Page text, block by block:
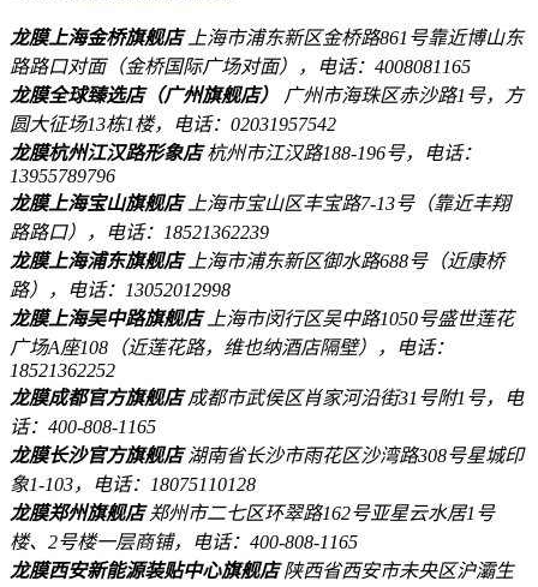
龙膜上海金桥旗舰店 上海市浦东新区金桥路861号靠近博山东
路路口对面（金桥国际广场对面），电话：4008081165
龙膜全球臻选店（广州旗舰店）
广州市海珠区赤沙路1号，方
圆大征场13栋1楼，电话：02031957542
龙膜杭州江汉路形象店杭州市江汉路188-196号，电话：
13955789796
龙膜上海宝山旗舰店 上海市宝山区丰宝路7-13号（靠近丰翔
路路口），电话：18521362239
龙膜上海浦东旗舰店 上海市浦东新区御水路688号（近康桥
路），电话：13052012998
龙膜上海吴中路旗舰店 上海市闵行区吴中路1050号盛世莲花
广场A座108（近莲花路，维也纳酒店隔壁），电话：
18521362252
龙膜成都官方旗舰店成都市武侯区肖家河沿街31号附1号，电
话：400-808-1165
龙膜长沙官方旗舰店湖南省长沙市雨花区沙湾路308号星城印
象1-103，电话：18075110128
龙膜郑州旗舰店郑州市二七区环翠路162号亚星云水居1号
楼、2号楼一层商铺，电话：400-808-1165
龙膜西安新能源装贴中心旗舰店陕西省西安市未央区沪灞生